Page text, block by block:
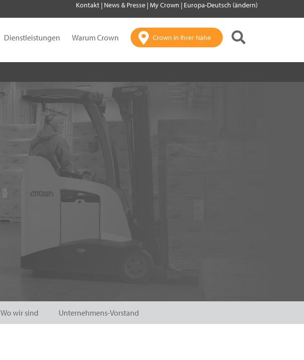
Kontakt | News & Presse |My Crown | Europa-Deutsch (ändern)
Dienstleistungen Warum Crown Crown in Ihrer Nähe
Wo wir sind Unternehmens-Vorstand